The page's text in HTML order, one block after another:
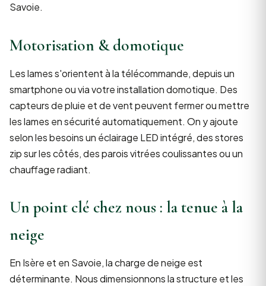
Savoie.
Motorisation & domotique
Les lames s'orientent à la télécommande, depuis un
smartphone ou via votre installation domotique. Des
capteurs de pluie et de vent peuvent fermer ou mettre
les lames en sécurité automatiquement. On y ajoute
selon les besoins un éclairage LED intégré, des stores
zip sur les côtés, des parois vitrées coulissantes ou un
chauffage radiant.
Un point clé chez nous : la tenue à la
neige
En Isère et en Savoie, la charge de neige est
déterminante. Nous dimensionnons la structure et les